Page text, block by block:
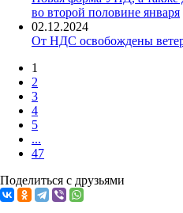
во второй половине января
02.12.2024
От НДС освобождены
1
2
3
4
5
...
47
Поделиться с друзьями